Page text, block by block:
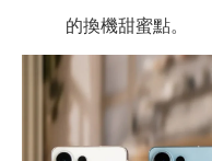
的換機甜蜜點。